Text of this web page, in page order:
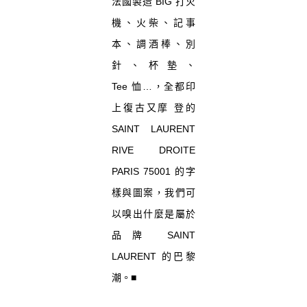
機、火柴、記事
本、調酒棒、別
針、杯墊、
Tee 恤…，全都印
上復古又摩 登的
SAINT LAURENT
RIVE DROITE
PARIS 75001 的字
樣與圖案，我們可
以嗅出什麼是屬於
品牌 SAINT
LAURENT 的巴黎
潮。■